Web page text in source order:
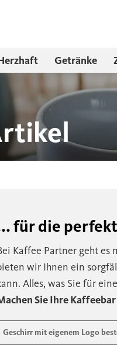
Getränke
für die
Kaffee Partner geht es
wir Ihnen ein
Alles, was Sie für
Sie Ihre